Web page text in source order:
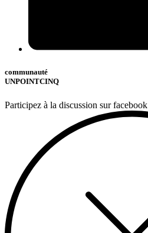
communauté
UNPOINTCINQ
Participez à la discussion sur facebook